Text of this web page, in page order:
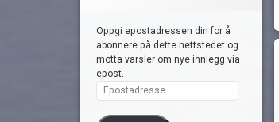
Oppgi epostadressen din for å
abonnere på dette nettstedet og
motta varsler om nye innlegg via
epost.
Epostadresse